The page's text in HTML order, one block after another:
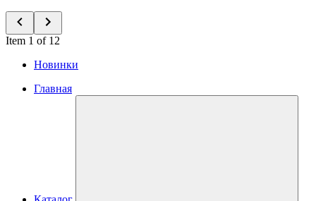
Item 1 of 12
Новинки
Главная